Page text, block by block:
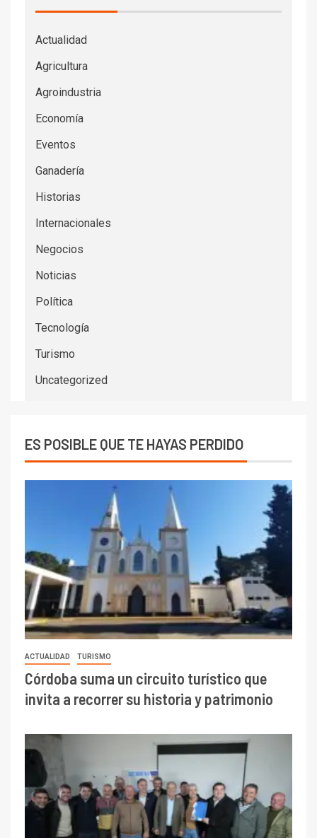
Actualidad
Agricultura
Agroindustria
Economía
Eventos
Ganadería
Historias
Internacionales
Negocios
Noticias
Política
Tecnología
Turismo
Uncategorized
ES POSIBLE QUE TE HAYAS PERDIDO
ACTUALIDAD TURISMO
Córdoba suma un circuito turístico que
invita a recorrer su historia y patrimonio